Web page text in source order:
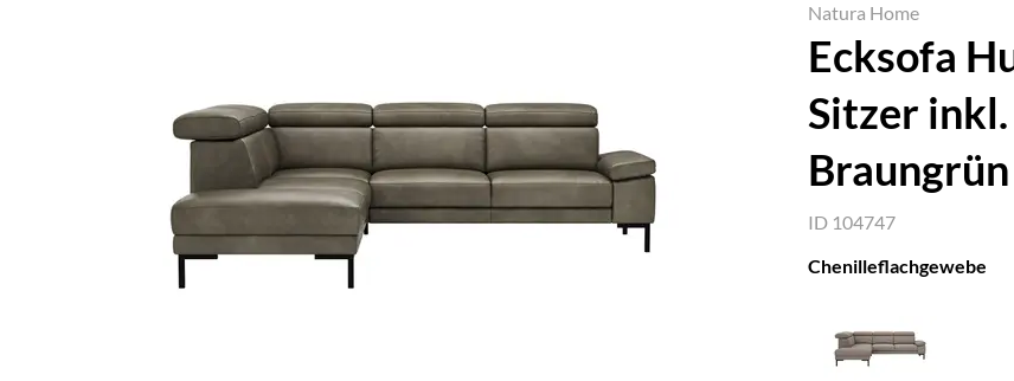
Natura Home
Ecksofa
Sitzer
Braungrün
ID 104747
Chenilleflachgewebe